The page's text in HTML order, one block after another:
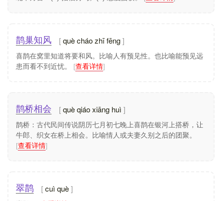
鹊巢知风 què cháo zhī fēng
喜鹊在窝里知道将要和风。比喻人有预见性。也比喻能预见远
患而看不到近忧。 [查看详情]
鹊桥相会 què qiáo xiāng huì
鹊桥：古代民间传说阴历七月初七晚上喜鹊在银河上搭桥，让
牛郎、织女在桥上相会。比喻情人或夫妻久别之后的团聚。
[查看详情]
翠鹊 cuì què